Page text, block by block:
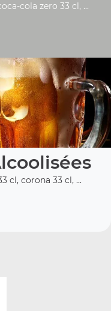
cola zero 33 cl, ...
cl, corona 33 cl, ...